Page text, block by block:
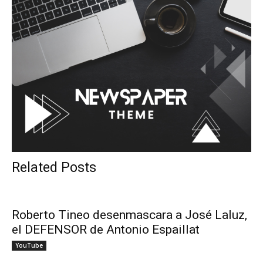
Related Posts
Roberto Tineo desenmascara a José Laluz,
el DEFENSOR de Antonio Espaillat
YouTube